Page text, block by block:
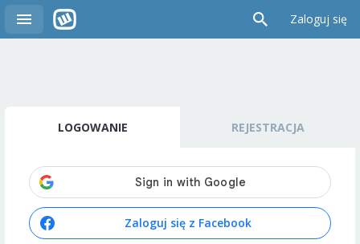
Zaloguj się
LOGOWANIE REJESTRACJA
Zaloguj się z Facebook